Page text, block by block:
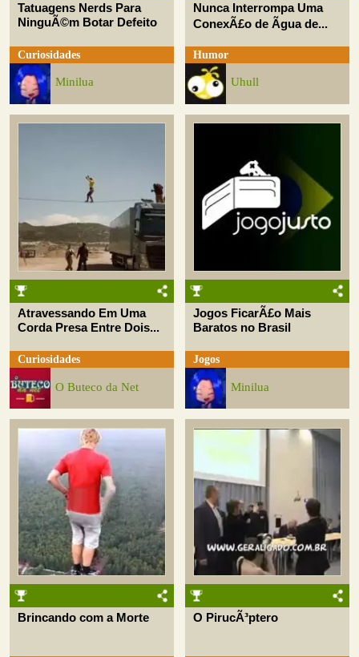
Tatuagens Nerds Para
NinguÃ©m Botar Defeito
Curiosidades
Minilua
Nunca Interrompa Uma
ConexÃ£o de Ãgua de...
Humor
Uhull
Atravessando Em Uma
Corda Presa Entre Dois...
Curiosidades
O Buteco da Net
Jogos FicarÃ£o Mais
Baratos no Brasil
Jogos
Minilua
Brincando com a Morte O PirucÃ³ptero